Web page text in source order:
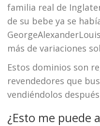
familia real de
de su bebe ya se
más de variaciones
Estos dominios son
revendedores que
vendiéndolos
¿Esto me puede